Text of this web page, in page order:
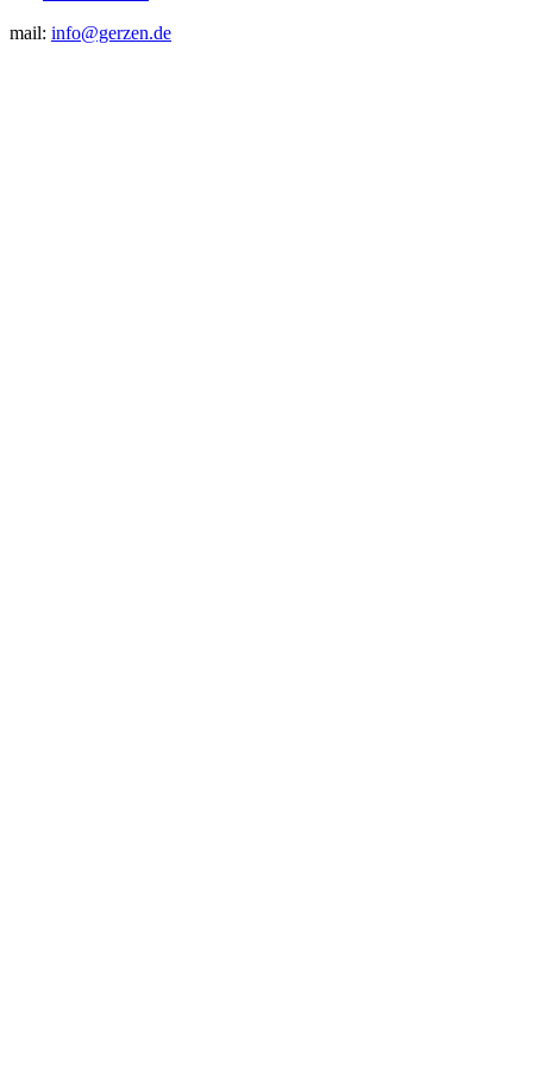
mail: info@gerzen.de